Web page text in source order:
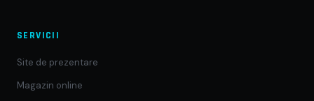
SERVICII
Site de prezentare
Magazin online